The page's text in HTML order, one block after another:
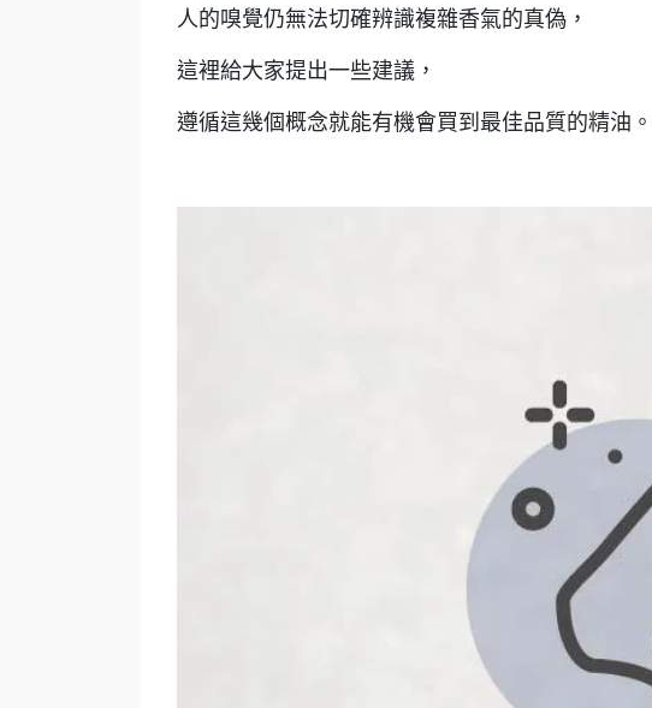
人的嗅覺仍無法切確辨識複雜香氣的真偽，
這裡給大家提出一些建議，
遵循這幾個概念就能有機會買到最佳品質的精油。